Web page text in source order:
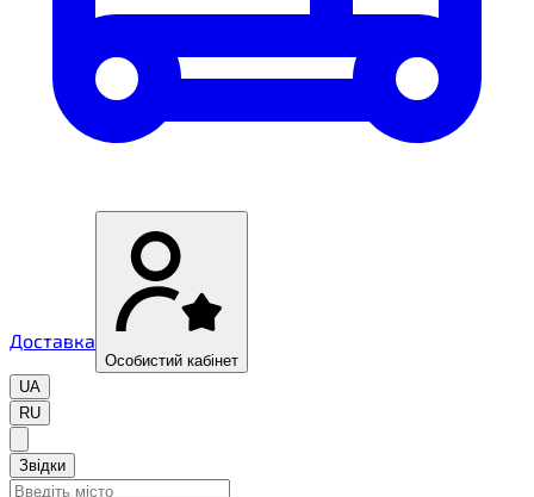
Доставка
Особистий кабінет
UA
RU
Звідки